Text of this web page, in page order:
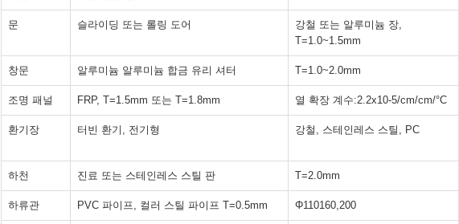
문 슬라이딩 또는 롤링 도어
강철 또는 알루미늄 장,
T=1.0~1.5mm
창문 알루미늄 알루미늄 합금 유리 셔터 T=1.0~2.0mm
조명 패널 FRP, T=1.5mm 또는 T=1.8mm 열 확장 계수:2.2x10-5/cm/cm/°C
환기장 터빈 환기, 전기형 강철, 스테인레스 스틸, PC
하천 진료 또는 스테인레스 스틸 판 T=2.0mm
하류관 PVC 파이프, 컬러 스틸 파이프 T=0.5mm Φ110160,200